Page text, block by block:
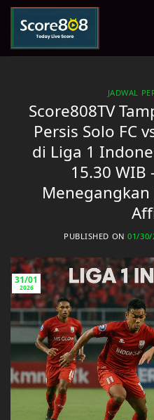
Skip
content
JADWAL
Score808TV
Persis Solo FC
di Liga 1
15.30 WIB
PUBLISHED ON01/30/
31/01
2026